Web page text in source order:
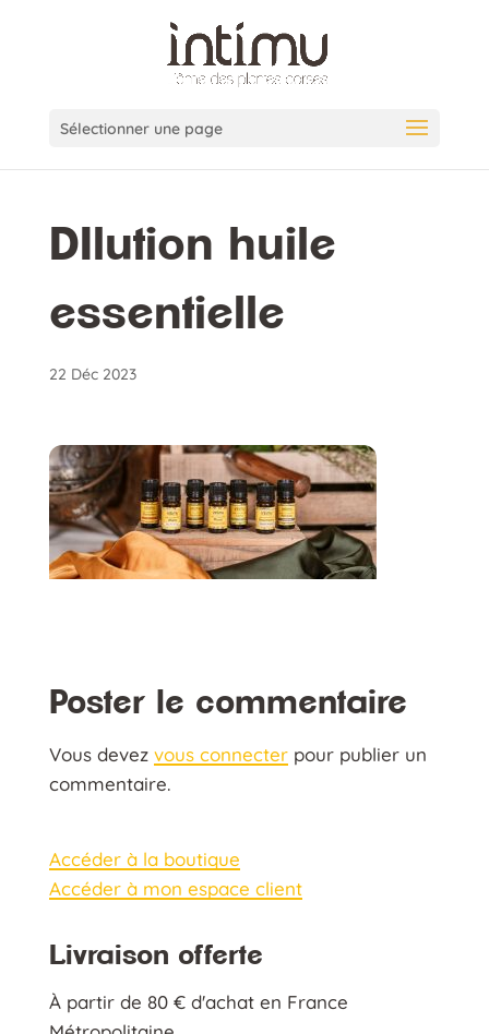
Sélectionner une page
DIlution huile
essentielle
22 Déc 2023
Poster le commentaire
Vous devez vous connecterpour publier un
commentaire.
Accéder à la boutique
Accéder à mon espace client
Livraison offerte
À partir de 80 € d'achat en France